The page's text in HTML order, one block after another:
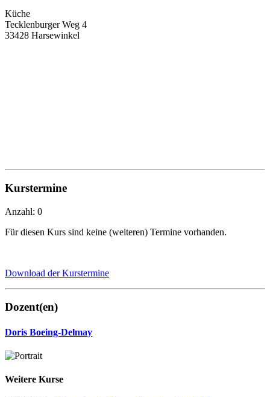
Küche
Tecklenburger Weg 4
33428 Harsewinkel
Kurstermine
Anzahl: 0
Für diesen Kurs sind keine (weiteren) Termine vorhanden.
Download der Kurstermine
Dozent(en)
Doris Boeing-Delmay
Weitere Kurse